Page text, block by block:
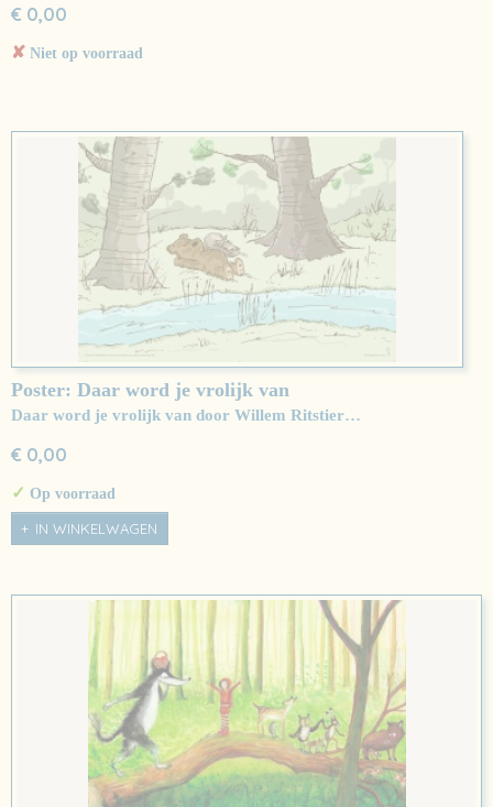
€ 0,00
✘ Niet op voorraad
Poster: Daar word je vrolijk van
Daar word je vrolijk van door Willem Ritstier…
€ 0,00
✓ Op voorraad
IN WINKELWAGEN